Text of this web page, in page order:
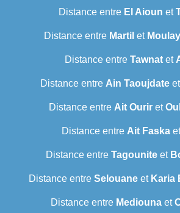
Distance entre El Aioun et
Distance entre Martil et
Distance entre Tawnat et
Distance entre Ain Taoujdate et
Distance entre Ait Ourir et
Distance entre Ait Faska
Distance entre Tagouniteet
Distance entre Selouane et Karia
Distance entre Mediounaet